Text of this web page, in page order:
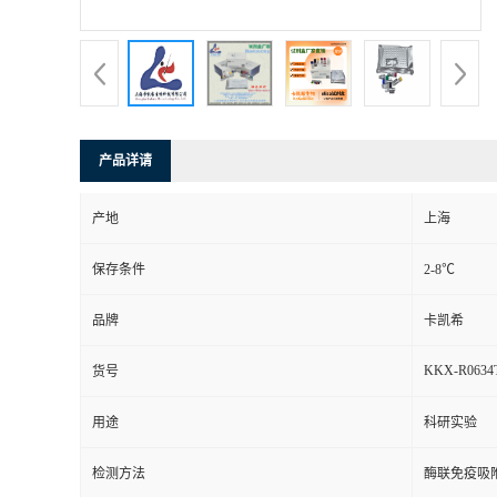
产品详请
产地 上海
保存条件 2-8℃
品牌 卡凯希
货号 KKX-
用途 科研实验
检测方法 酶联免疫吸